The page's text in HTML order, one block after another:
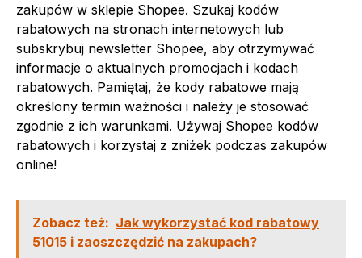
zakupów w sklepie Shopee. Szukaj kodów
rabatowych na stronach internetowych lub
subskrybuj newsletter Shopee, aby otrzymywać
informacje o aktualnych promocjach i kodach
rabatowych. Pamiętaj, że kody rabatowe mają
określony termin ważności i należy je stosować
zgodnie z ich warunkami. Używaj Shopee kodów
rabatowych i korzystaj z zniżek podczas zakupów
online!
Zobacz też: Jak wykorzystać kod rabatowy
51015 i zaoszczędzić na zakupach?